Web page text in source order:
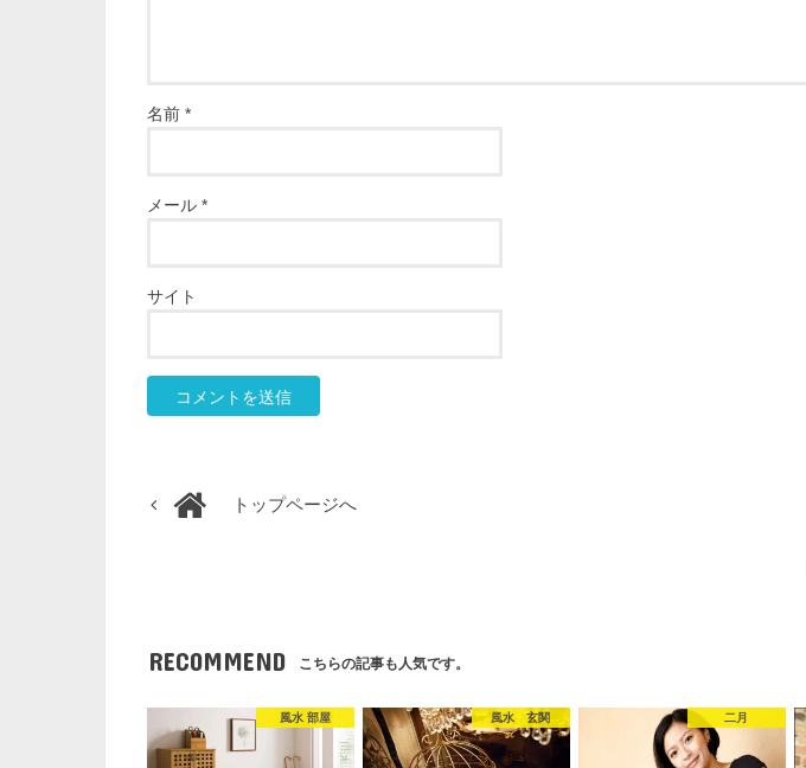
名前 *
メール *
サイト
トップページへ
RECOMMEND こちらの記事も人気です。
風水 部屋 風水 玄関 二月